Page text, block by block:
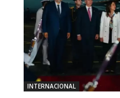
INTERNACIONAL